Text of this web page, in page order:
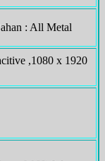
: All Metal
,1080 x 1920